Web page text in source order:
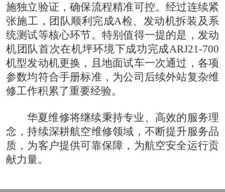
施独立验证，确保流程精准可控。经过连续紧
张施工，团队顺利完成A检、发动机拆装及系
统测试等核心环节。特别值得一提的是，发动
机团队首次在机坪环境下成功完成ARJ21-700
机型发动机更换，且地面试车一次通过，各项
参数均符合手册标准，为公司后续外站复杂维
修工作积累了重要经验。
华夏维修将继续秉持专业、高效的服务理
念，持续深耕航空维修领域，不断提升服务品
质，为客户提供可靠保障，为航空安全运行贡
献力量。